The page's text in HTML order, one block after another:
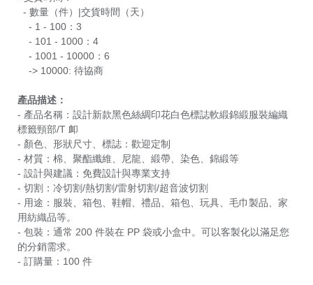
- 數量（件）|交貨時間（天）
- 1 - 100：3
- 101 - 1000：4
- 1001 - 10000：6
-> 10000: 待協商
產品描述：
- 產品名稱：設計新款黑色絲綢印花白色標誌軟緞錦緞服裝編織
標籤頸部/T 卹
- 顏色、形狀尺寸、標誌：歡迎定制
- 材質：棉、聚酯纖維、尼龍、緞帶、染色、錦緞等
- 設計與建議：免費設計與專業支持
- 切割：冷切割/熱切割/雷射切割/超音波切割
- 用途：服裝、箱包、鞋帽、禮品、箱包、玩具、毛巾製品、家
用紡織品等。
- 包裝：通常 200 件裝在 PP 袋或小盒中。可以客製化以滿足您
的分銷需求。
- 訂購量：100 件